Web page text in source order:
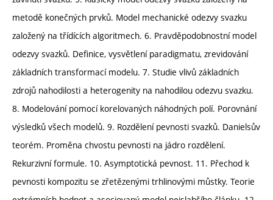
metodě konečných prvků. Model mechanické odezvy svazku
založený na třídících algoritmech. 6. Pravděpodobnostní model
odezvy svazků. Definice, vysvětlení paradigmatu, zrevidování
základních transformací modelu. 7. Studie vlivů základních
zdrojů nahodilosti a heterogenity na nahodilou odezvu svazku.
8. Modelování pomocí korelovaných náhodných polí. Porovnání
výsledků všech modelů. 9. Rozdělení pevnosti svazků. Danielsův
teorém. Proměna chvostu pevnosti na jádro rozdělení.
Rekurzivní formule. 10. Asymptotická pevnost. 11. Přechod k
pevnosti kompozitu se zřetězenými trhlinovými můstky. Teorie